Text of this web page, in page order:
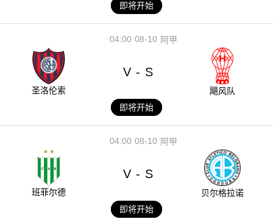
即将开始
08-10
04:00 阿甲
圣洛伦索
V - S
飓风队
即将开始
08-10
04:00 阿甲
班菲尔德
V - S
贝尔格拉诺
即将开始